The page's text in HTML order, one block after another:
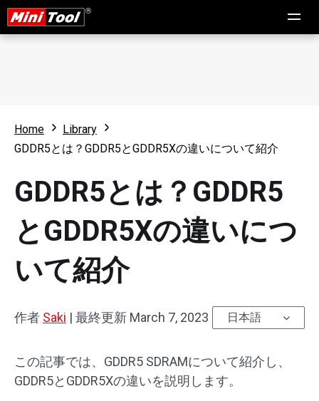
Home
Library
GDDR5とは？GDDR5とGDDR5Xの違いについて紹介
GDDR5とは？GDDR5
とGDDR5Xの違いにつ
いて紹介
作者 Saki | 最終更新 March 7, 2023 日本語
この記事では、GDDR5 SDRAMについて紹介し、
GDDR5とGDDR5Xの違いを説明します。